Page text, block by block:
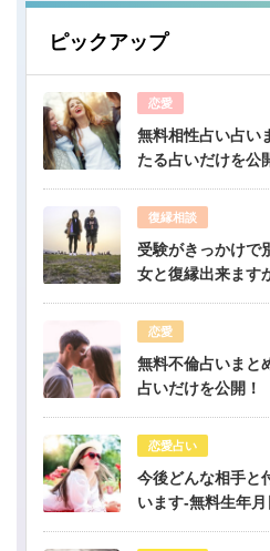
ピックアップ
恋愛
無料相性占い占い
たる占いだけを公
復縁相談
受験がきっかけで
女と復縁出来ます
恋愛
無料不倫占いまと
占いだけを公開！
恋愛占い
今後どんな相手と
います-無料生年